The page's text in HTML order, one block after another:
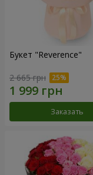
Букет "Reverence"
2 665 грн
Заказать